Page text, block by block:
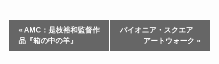
«AMC：是枝裕和監督作
品『箱の中の羊』
パイオニア・スクエア
アートウォーク »